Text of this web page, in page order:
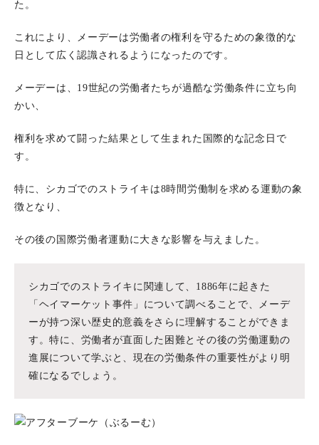
た。
これにより、メーデーは労働者の権利を守るための象徴的な
日として広く認識されるようになったのです。
メーデーは、19世紀の労働者たちが過酷な労働条件に立ち向
かい、
権利を求めて闘った結果として生まれた国際的な記念日で
す。
特に、シカゴでのストライキは8時間労働制を求める運動の象
徴となり、
その後の国際労働者運動に大きな影響を与えました。
シカゴでのストライキに関連して、1886年に起きた
「ヘイマーケット事件」について調べることで、メーデ
ーが持つ深い歴史的意義をさらに理解することができま
す。特に、労働者が直面した困難とその後の労働運動の
進展について学ぶと、現在の労働条件の重要性がより明
確になるでしょう。